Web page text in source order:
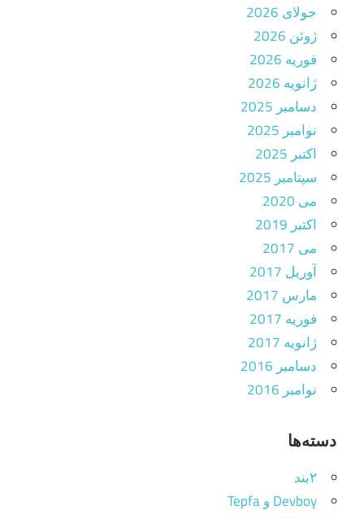
جولای 2026
ژوئن 2026
فوریه 2026
ژانویه 2026
دسامبر 2025
نوامبر 2025
اکتبر 2025
سپتامبر 2025
می 2020
اکتبر 2019
می 2017
آوریل 2017
مارس 2017
فوریه 2017
ژانویه 2017
دسامبر 2016
نوامبر 2016
دسته‌ها
۲بند
Devboy و Tepfa